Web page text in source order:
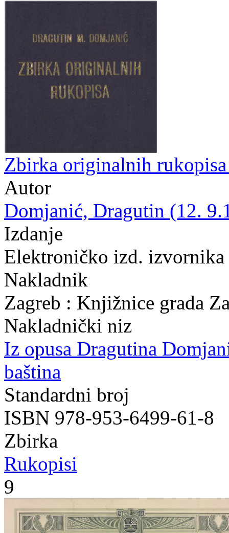
Zbirka originalnih
Autor
Domjanić, Dragutin (12.
Izdanje
Elektroničko izd. izvornika
Nakladnik
Zagreb : Knjižnice grada
Nakladnički niz
Iz opusa Dragutina
baština
Standardni broj
ISBN 978-953-6499-61-8
Zbirka
Rukopisi
9